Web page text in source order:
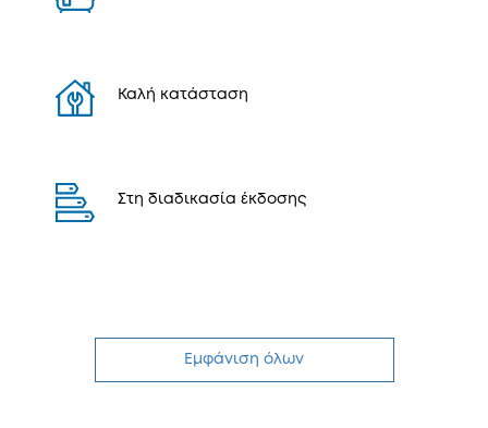
Καλή κατάσταση
Στη διαδικασία έκδοσης
Εμφάνιση όλων